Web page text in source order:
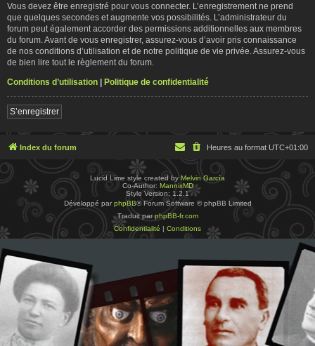
Vous devez être enregistré pour vous connecter. L’enregistrement ne prend
que quelques secondes et augmente vos possibilités. L’administrateur du
forum peut également accorder des permissions additionnelles aux membres
du forum. Avant de vous enregistrer, assurez-vous d’avoir pris connaissance
de nos conditions d’utilisation et de notre politique de vie privée. Assurez-vous
de bien lire tout le règlement du forum.
Conditions d’utilisation | Politique de confidentialité
S’enregistrer
Index du forum Heures au format UTC+01:00
Lucid Lime style created byMelvin García
Co-Author: MannixMD
Style Version: 1.2.1
Développé par phpBB® Forum Software © phpBB Limited
Traduit parphpBB-fr.com
Confidentialité | Conditions